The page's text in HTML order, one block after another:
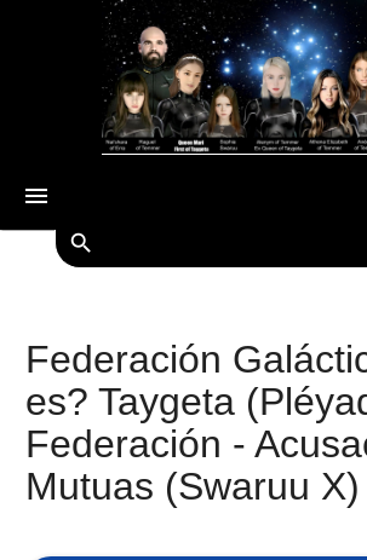
menu
search
Federación
es? Taygeta
Federación -
Mutuas (Swaruu X)